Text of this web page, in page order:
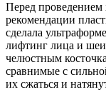
Перед проведением
рекомендации
сделала
лифтинг лица и
челюстным
сравнимые с
их сжаться и